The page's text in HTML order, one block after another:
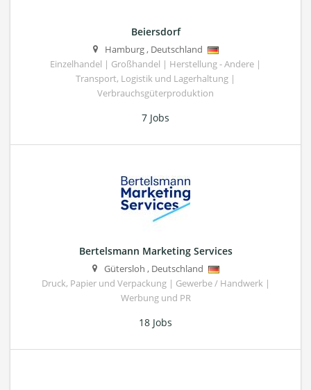
Beiersdorf
Hamburg, Deutschland
Einzelhandel | Großhandel | Herstellung - Andere |
Transport, Logistik und Lagerhaltung |
Verbrauchsgüterproduktion
7 Jobs
Bertelsmann Marketing Services
Gütersloh , Deutschland
Druck, Papier und Verpackung | Gewerbe / Handwerk |
Werbung und PR
18 Jobs